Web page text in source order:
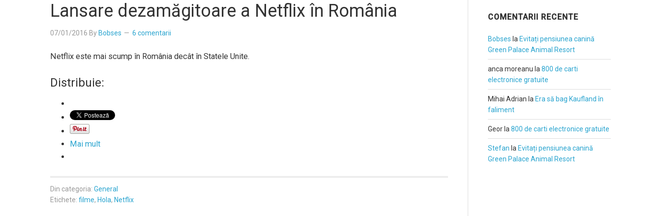
Lansare dezamăgitoare a Netflix în România
07/01/2016 By Bobses 6 comentarii
Netflix este mai scump în România decât în Statele Unite.
Distribuie:
Mai mult
Din categoria: General
Etichete: filme, Hola, Netflix
COMENTARII RECENTE
Bobses la Evitați pensiunea canină
Green Palace Animal Resort
anca moreanu la 800 de carti
electronice gratuite
Mihai Adrian la Era să bag Kaufland în
faliment
Geor la 800 de carti electronice gratuite
Stefan la Evitați pensiunea canină
Green Palace Animal Resort